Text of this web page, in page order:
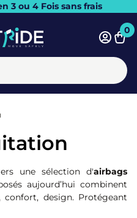
3 ou 4 Fois sans frais
0
une sélection d'airbags
aujourd’hui combinent
design. Protégeant
coccyx en passant par la